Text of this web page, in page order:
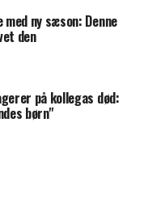
ny sæson: Denne
den
på kollegas død:
børn"